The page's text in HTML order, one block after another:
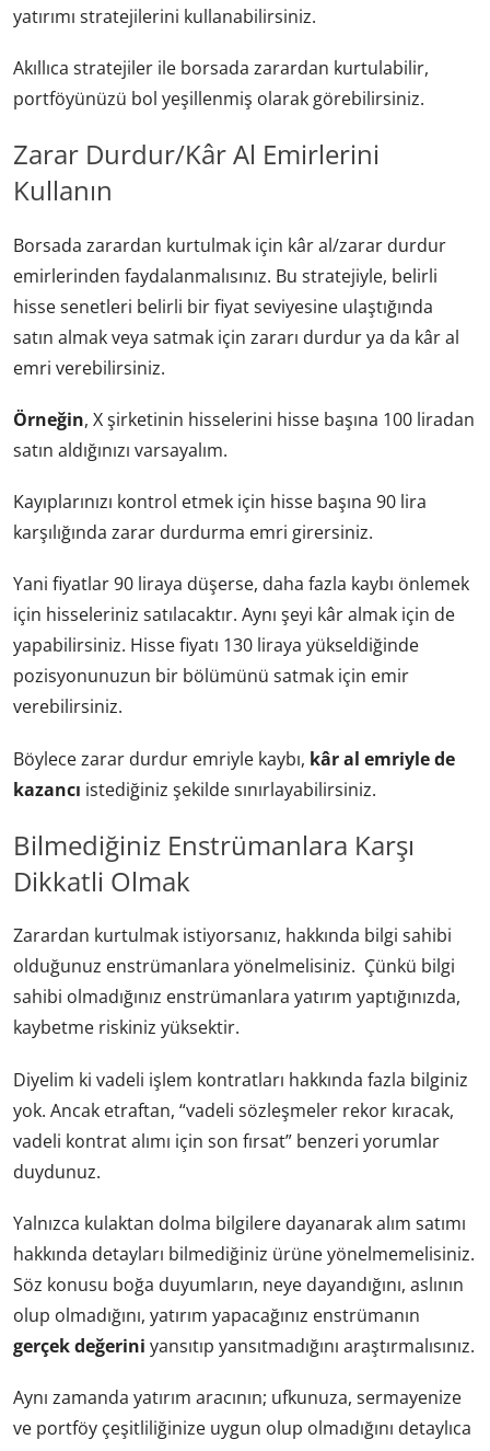
yatırımı stratejilerini kullanabilirsiniz.
Akıllıca stratejiler ile borsada zarardan kurtulabilir,
portföyünüzü bol yeşillenmiş olarak görebilirsiniz.
Zarar Durdur/Kâr Al Emirlerini
Kullanın
Borsada zarardan kurtulmak için kâr al/zarar durdur
emirlerinden faydalanmalısınız. Bu stratejiyle, belirli
hisse senetleri belirli bir fiyat seviyesine ulaştığında
satın almak veya satmak için zararı durdur ya da kâr al
emri verebilirsiniz.
Örneğin, X şirketinin hisselerini hisse başına 100 liradan
satın aldığınızı varsayalım.
Kayıplarınızı kontrol etmek için hisse başına 90 lira
karşılığında zarar durdurma emri girersiniz.
Yani fiyatlar 90 liraya düşerse, daha fazla kaybı önlemek
için hisseleriniz satılacaktır. Aynı şeyi kâr almak için de
yapabilirsiniz. Hisse fiyatı 130 liraya yükseldiğinde
pozisyonunuzun bir bölümünü satmak için emir
verebilirsiniz.
Böylece zarar durdur emriyle kaybı, kâr al emriyle de
kazancı istediğiniz şekilde sınırlayabilirsiniz.
Bilmediğiniz Enstrümanlara Karşı
Dikkatli Olmak
Zarardan kurtulmak istiyorsanız, hakkında bilgi sahibi
olduğunuz enstrümanlara yönelmelisiniz. Çünkü bilgi
sahibi olmadığınız enstrümanlara yatırım yaptığınızda,
kaybetme riskiniz yüksektir.
Diyelim ki vadeli işlem kontratları hakkında fazla bilginiz
yok. Ancak etraftan, “vadeli sözleşmeler rekor kıracak,
vadeli kontrat alımı için son fırsat” benzeri yorumlar
duydunuz.
Yalnızca kulaktan dolma bilgilere dayanarak alım satımı
hakkında detayları bilmediğiniz ürüne yönelmemelisiniz.
Söz konusu boğa duyumların, neye dayandığını, aslının
olup olmadığını, yatırım yapacağınız enstrümanın
gerçek değerini yansıtıp yansıtmadığını araştırmalısınız.
Aynı zamanda yatırım aracının; ufkunuza, sermayenize
ve portföy çeşitliliğinize uygun olup olmadığını detaylıca